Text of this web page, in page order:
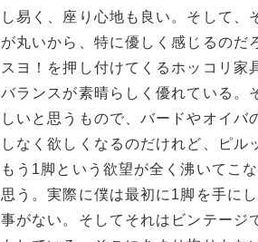
し易く、座り心地も良い。そして、
が丸いから、特に優しく感じるのだ
スヨ！を押し付けてくるホッコリ家
バランスが素晴らしく優れている。
しいと思うもので、バードやオイバ
しなく欲しくなるのだけれど、ピル
もう1脚という欲望が全く沸いてこ
思う。実際に僕は最初に1脚を手に
事がない。そしてそれはビンテージ